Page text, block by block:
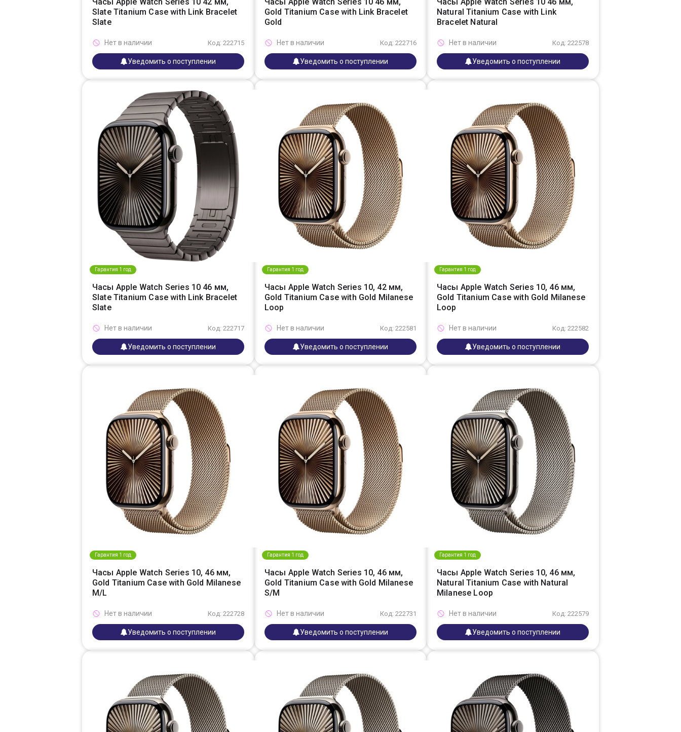
Slate Titanium Case with Link Bracelet
Slate
Код: 222715
Нет в наличии
Уведомить о поступлении
Gold Titanium Case with Link Bracelet
Gold
Код: 222716
Нет в наличии
Уведомить о поступлении
Natural Titanium Case with Link
Bracelet Natural
Код: 222578
Нет в наличии
Уведомить о поступлении
Гарантия 1 год
Часы Apple Watch Series 10 46 мм,
Slate Titanium Case with Link Bracelet
Slate
Код: 222717
Нет в наличии
Уведомить о поступлении
Гарантия 1 год
Часы Apple Watch Series 10, 42 мм,
Gold Titanium Case with Gold Milanese
Loop
Код: 222581
Нет в наличии
Уведомить о поступлении
Гарантия 1 год
Часы Apple Watch Series 10, 46 мм,
Gold Titanium Case with Gold Milanese
Loop
Код: 222582
Нет в наличии
Уведомить о поступлении
Гарантия 1 год
Часы Apple Watch Series 10, 46 мм,
Gold Titanium Case with Gold Milanese
M/L
Код: 222728
Нет в наличии
Уведомить о поступлении
Гарантия 1 год
Часы Apple Watch Series 10, 46 мм,
Gold Titanium Case with Gold Milanese
S/M
Код: 222731
Нет в наличии
Уведомить о поступлении
Гарантия 1 год
Часы Apple Watch Series 10, 46 мм,
Natural Titanium Case with Natural
Milanese Loop
Код: 222579
Нет в наличии
Уведомить о поступлении